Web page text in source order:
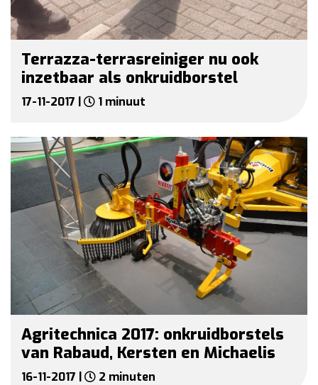
Terrazza-terrasreiniger nu ook
inzetbaar als onkruidborstel
17-11-2017 | 1 minuut
Agritechnica 2017: onkruidborstels
van Rabaud, Kersten en Michaelis
16-11-2017 | 2 minuten